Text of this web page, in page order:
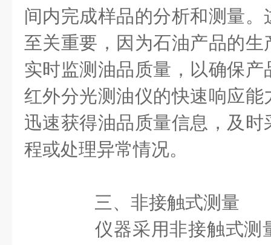
间内完成样品的分析和测量
至关重要，因为石油产品的
实时监测油品质量，以确保
红外分光测油仪的快速响应
迅速获得油品质量信息，及
程或处理异常情况。
三、非接触式测量
仪器采用非接触式测